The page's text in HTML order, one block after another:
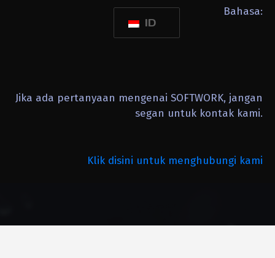
Bahasa:
ID
Jika ada pertanyaan mengenai SOFTWORK, jangan
segan untuk kontak kami.
Klik disini untuk menghubungi kami